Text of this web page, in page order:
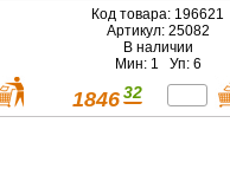
Код товара: 196621
Артикул: 25082
В наличии
Мин: 1 Уп: 6
1846 32